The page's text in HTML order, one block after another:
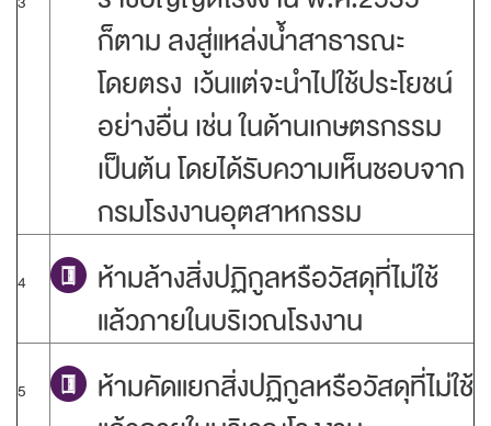
ก็ตาม ลงสู่แหล่งน้ำสาธารณะ
โดยตรง เว้นแต่จะนำไปใช้ประโยชน์
อย่างอื่น เช่น ในด้านเกษตรกรรม
เป็นต้น โดยได้รับความเห็นชอบจาก
กรมโรงงานอุตสาหกรรม
4
ห้ามล้างสิ่งปฏิกูลหรือวัสดุที่ไม่ใช้
แล้วภายในบริเวณโรงงาน
5
ห้ามคัดแยกสิ่งปฏิกูลหรือวัสดุที่ไม่ใช้